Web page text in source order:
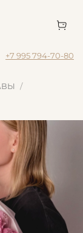
+7 995 794-70-80